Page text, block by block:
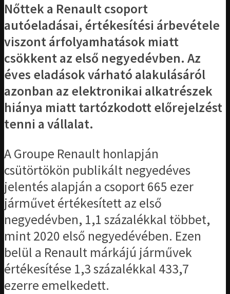
Nőttek a Renault csoport
autóeladásai, értékesítési árbevétele
viszont árfolyamhatások miatt
csökkent az első negyedévben. Az
éves eladások várható alakulásáról
azonban az elektronikai alkatrészek
hiánya miatt tartózkodott előrejelzést
tenni a vállalat.
A Groupe Renault honlapján
csütörtökön publikált negyedéves
jelentés alapján a csoport 665 ezer
járművet értékesített az első
negyedévben, 1,1 százalékkal többet,
mint 2020 első negyedévében. Ezen
belül a Renault márkájú járművek
értékesítése 1,3 százalékkal 433,7
ezerre emelkedett.